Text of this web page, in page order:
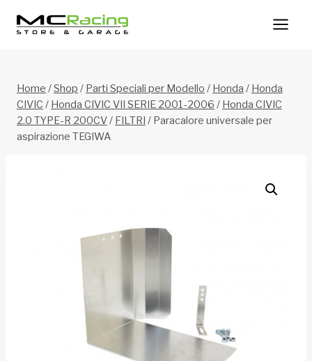
Home /Shop / Parti Speciali per Modello / Honda / Honda
CIVIC / Honda CIVIC VII SERIE 2001-2006 / Honda CIVIC
2.0 TYPE-R 200CV/ FILTRI / Paracalore universale per
aspirazione TEGIWA